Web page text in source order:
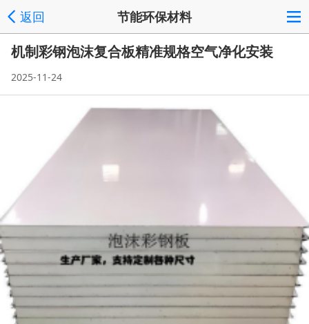
返回 节能环保材料
机制彩钢泡沫复合板精准规格空气净化安装
2025-11-24